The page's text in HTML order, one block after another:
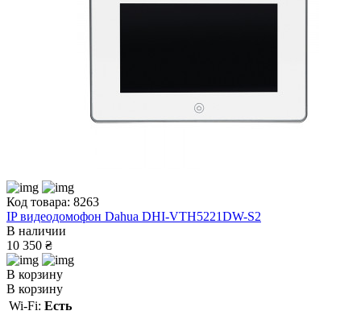
Код товара: 8263
IP видеодомофон Dahua DHI-VTH5221DW-S2
В наличии
10 350 ₴
В корзину
В корзину
Wi-Fi: Есть